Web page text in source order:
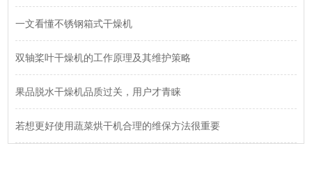
一文看懂不锈钢箱式干燥机
双轴桨叶干燥机的工作原理及其维护策略
果品脱水干燥机品质过关，用户才青睐
若想更好使用蔬菜烘干机合理的维保方法很重要